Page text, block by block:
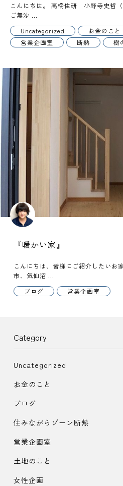
こんにちは。 高橋住研 小野寺史哲
ご無沙 ...
Uncategorized
お金のこと
営業企画室
断熱 樹
『暖かい家』
こんにちは、皆様にご紹介したいお
市、気仙沼 ...
ブログ
営業企画室
Category
Uncategorized
お金のこと
ブログ
住みながらゾーン断熱
営業企画室
土地のこと
女性企画